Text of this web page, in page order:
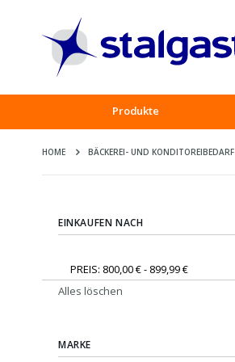
Produkte
HOME BÄCKEREI- UND KONDITOREIBEDARF
EINKAUFEN NACH
PREIS 800,00 € - 899,99 €
Alles löschen
MARKE